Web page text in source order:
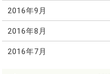
2016年9月
2016年8月
2016年7月